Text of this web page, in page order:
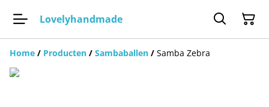
Lovelyhandmade
Home / Producten / Sambaballen / Samba Zebra